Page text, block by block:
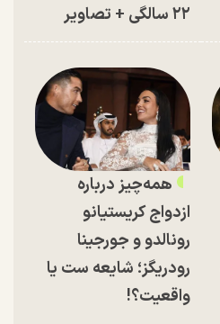
۲۲ سالگی + تصاویر
همه‌چیز درباره
ازدواج کریستیانو
رونالدو و جورجینا
رودریگز؛ شایعه ست یا
واقعیت؟!